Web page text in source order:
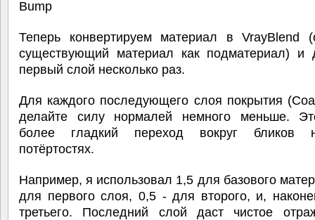
Теперь конвертируем материал в VrayBlend
существующий материал как подматериал) и
первый слой несколько раз.
Для каждого последующего слоя покрытия
делайте силу нормалей немного меньше.
более гладкий переход вокруг бликов
потёртостях.
Например, я использовал 1,5 для базового
для первого слоя, 0,5 - для второго, и,
третьего. Последний слой даст чистое